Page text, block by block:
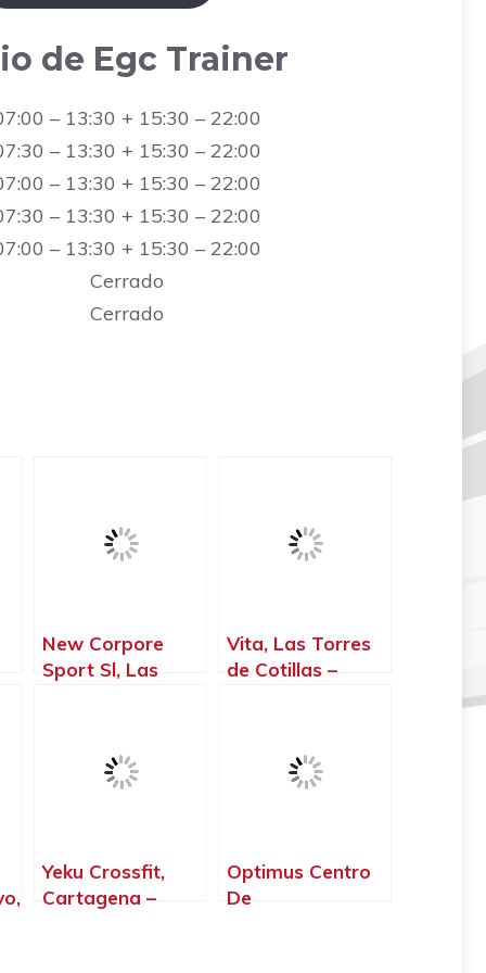
de Egc Trainer
– 13:30 + 15:30 – 22:00
– 13:30 + 15:30 – 22:00
– 13:30 + 15:30 – 22:00
– 13:30 + 15:30 – 22:00
– 13:30 + 15:30 – 22:00
Cerrado
Cerrado
New Corpore
Sport Sl, Las
Vita, Las Torres
de Cotillas –
Yeku Crossfit,
Cartagena –
Optimus Centro
De